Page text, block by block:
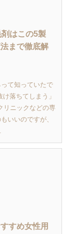
はこの5製
まで徹底解
て知っていたで
落ちてしまう」
リニックなどの専
いいのですが、
すめ女性用